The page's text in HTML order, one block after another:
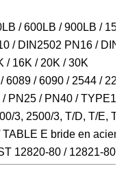
/ 600LB / 900LB /
/ DIN2502 PN16 /
/ 16K / 20K / 30K
6089 / 6090 / 2544 /
PN25 / PN40 / TYPE1
3, 2500/3, T/D, T/E,
E bride en acier
12820-80 / 12821-80